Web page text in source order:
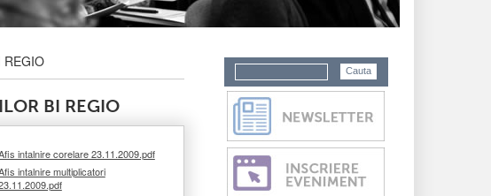
REGIO
BI REGIO
intalnire corelare 23.11.2009.pdf
intalnire multiplicatori